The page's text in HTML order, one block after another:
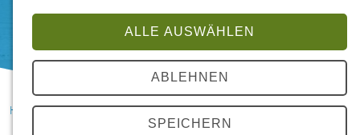
HANSA Klimasysteme im Saterland Referenzen
Büro
Verkehrsbetriebe Karlsruhe
ALLE AUSWÄHLEN
ABLEHNEN
SPEICHERN